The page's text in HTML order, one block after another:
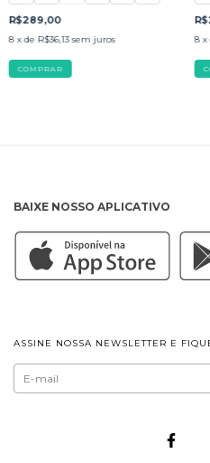
R$289,00
8 x de R$36,13 sem juros
COMPRAR
8 x
BAIXE NOSSO APLICATIVO
ASSINE NOSSA NEWSLETTER E